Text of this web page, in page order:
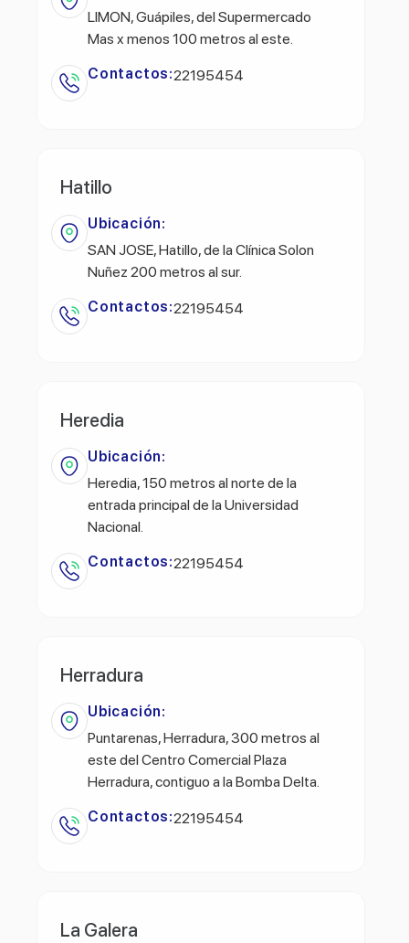
LIMON, Guápiles, del Supermercado
Mas x menos 100 metros al este.
Contactos:22195454
Hatillo
Ubicación:
SAN JOSE, Hatillo, de la Clínica Solon
Nuñez 200 metros al sur.
Contactos:22195454
Heredia
Ubicación:
Heredia, 150 metros al norte de la
entrada principal de la Universidad
Nacional.
Contactos:22195454
Herradura
Ubicación:
Puntarenas, Herradura, 300 metros al
este del Centro Comercial Plaza
Herradura, contiguo a la Bomba Delta.
Contactos:22195454
La Galera